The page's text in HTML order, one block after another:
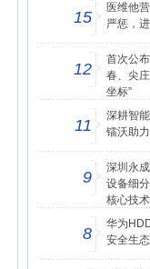
15
医维他
严惩，
12
首次公
春、尖
坐标”
11
深耕智
镭沃助
9
深圳永
设备细
核心技
8
华为
安全生